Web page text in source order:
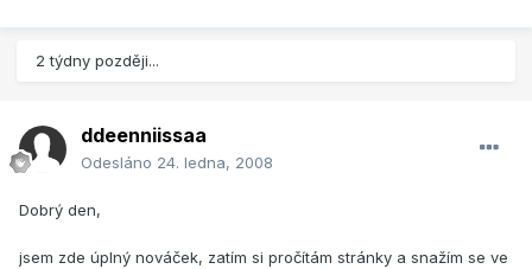
2 týdny později...
ddeenniissaa
Odesláno 24. ledna, 2008
Dobrý den,
jsem zde úplný nováček, zatím si pročítám stránky a snažím se ve